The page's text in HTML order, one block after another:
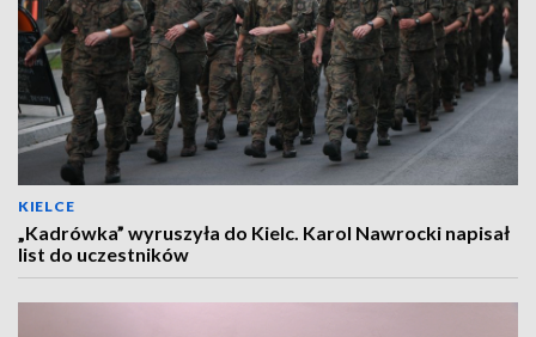
KIELCE
„Kadrówka” wyruszyła do Kielc. Karol Nawrocki napisał
list do uczestników